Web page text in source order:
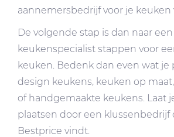
aannemersbedrijf voor je keuken
De volgende stap is dan naar een
keukenspecialist stappen voor
keuken. Bedenk dan even wat je
design keukens, keuken op
of handgemaakte keukens. Laat
plaatsen door een klussenbedrijf
Bestprice vindt.